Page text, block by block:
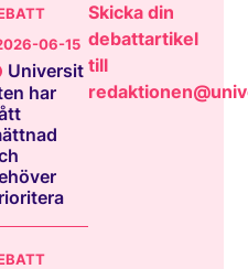
06-15
Universit
har
Skicka din
debattartikel
till